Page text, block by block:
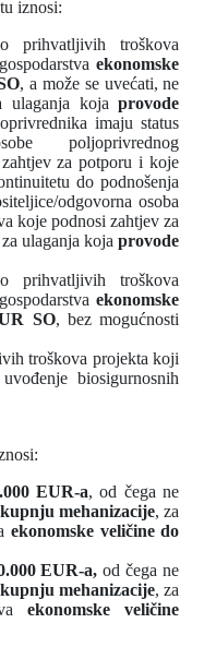
iznosi:
prihvatljivih troškova
ekonomske
, a može se uvećati, ne
ulaganja kojaprovode
imaju status
poljoprivrednog
za potporu i koje
do podnošenja
odgovorna osoba
koje podnosi zahtjev za
ulaganja kojaprovode
prihvatljivih troškova
ekonomske
SO, bez mogućnosti
troškova projekta koji
biosigurnosnih
EUR-a, od čega ne
mehanizacije, za
ekonomske veličine do
EUR-a, od čega ne
mehanizacije, za
ekonomske veličine